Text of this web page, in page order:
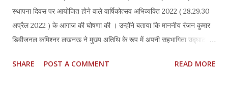
स्थापना दिवस पर आयोजित होने वाले वार्षिकोत्सव अभिव्यक्ति 2022 ( 28.29.30
अप्रैल 2022 ) के आगाज की घोषणा की । उन्होंने बताया कि माननीय रंजन कुमार
डिवीजनल कमिश्नर लखनऊ ने मुख्य अतिथि के रूप में अपनी सहभागिता उद्घाटन
4 बजे होगा जिसमें न केवल लखनऊ वरन प्रदेश के कई जिलों के कालेजों के छात्र
SHARE POST A COMMENT READ MORE